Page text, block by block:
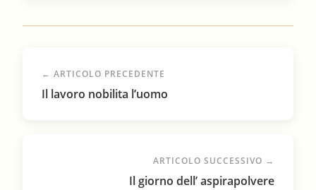
← ARTICOLO PRECEDENTE
Il lavoro nobilita l’uomo
ARTICOLO SUCCESSIVO →
Il giorno dell’ aspirapolvere